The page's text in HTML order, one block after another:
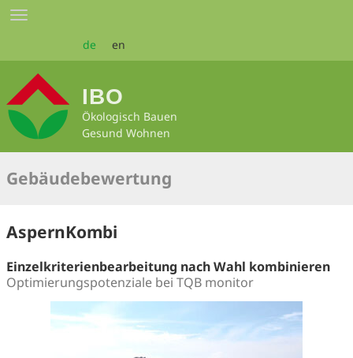
Zum
Seiteninhalt
Toggle
de en
IBO
Ökologisch Bauen
Gesund Wohnen
Gebäudebewertung
AspernKombi
Einzelkriterienbearbeitung nach Wahl kombinieren
Optimierungspotenziale bei TQB monitor